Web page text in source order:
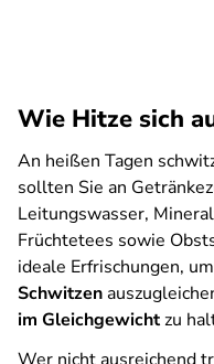
Wie Hitze sich
An heißen Tagen
sollten Sie an
Leitungswasser,
Früchtetees sowie
ideale Erfrischungen, um
Schwitzen
im Gleichgewichtzu